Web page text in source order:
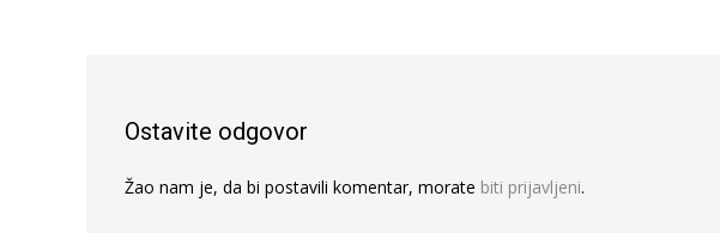
Ostavite odgovor
Žao nam je, da bi postavili komentar, morate biti prijavljeni.